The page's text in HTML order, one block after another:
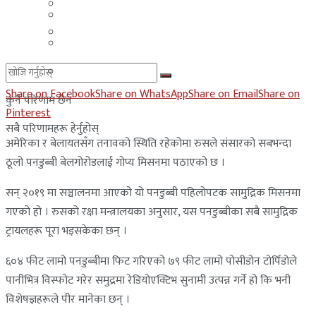
कुनै परिणाम छैन
सबै परिणामहरू हेर्नुहोस्
Share on FacebookShare on WhatsAppShare on EmailShare on
Pinterest
अमेरिका र बेलायतसँग तनावको स्थिति रहेकोमा रुसले संसारको सबभन्दा
ठूलो पनडुब्बी बेलगोरोडलाई गोप्य मिसनमा पठाएको छ ।
सन् २०१९ मा सञ्चालनमा आएको यो पनडुब्बी पहिलोपटक सामुद्रिक मिसनमा
गएको हो । रुसको रक्षा मन्त्रालयका अनुसार, यस पनडुब्बीका सबै सामुद्रिक
ट्रायलहरू पूरा भइसकेका छन् ।
६०४ फीट लामो पनडुब्बीमा फिट गरिएको ७९ फीट लामो पोसीडोन टोर्पिडोले
पानीभित्र विस्फोट गरेर समुद्रमा रेडियोएक्टिभ सुनामी उत्पन्न गर्ने हो कि भनी
विशेषज्ञहरूले पीर मानेका छन् ।